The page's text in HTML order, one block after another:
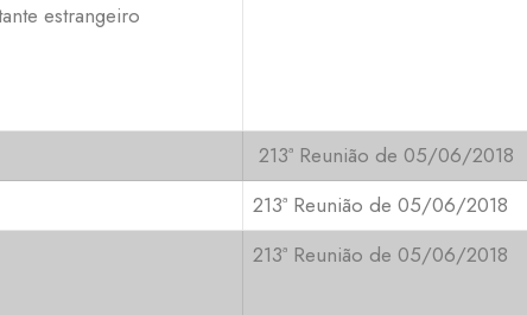
estrangeiro
213ª Reunião de 05/06/2018
213ª Reunião de 05/06/2018
213ª Reunião de 05/06/2018